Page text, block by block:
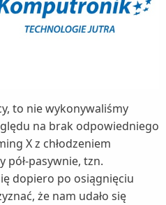
to nie wykonywaliśmy
na brak odpowiedniego
X z chłodzeniem
pół-pasywnie, tzn.
dopiero po osiągnięciu
że nam udało się